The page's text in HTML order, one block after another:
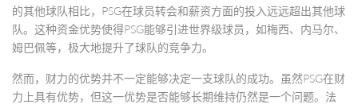
的其他球队相比，PSG在球员转会和薪资方面的投入远远超出其他球
队。这种资金优势使得PSG能够引进世界级球员，如梅西、内马尔、
姆巴佩等，极大地提升了球队的竞争力。
然而，财力的优势并不一定能够决定一支球队的成功。虽然PSG在财
力上具有优势，但这一优势是否能够长期维持仍然是一个问题。法